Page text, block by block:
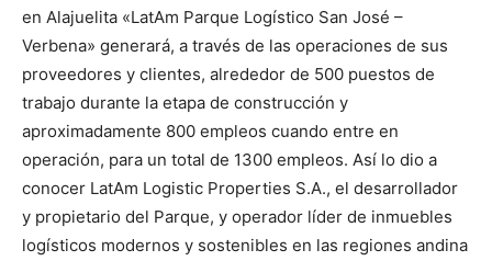
en Alajuelita «LatAm Parque Logístico San José –
Verbena» generará, a través de las operaciones de sus
proveedores y clientes, alrededor de 500 puestos de
trabajo durante la etapa de construcción y
aproximadamente 800 empleos cuando entre en
operación, para un total de 1300 empleos. Así lo dio a
conocer LatAm Logistic Properties S.A., el desarrollador
y propietario del Parque, y operador líder de inmuebles
logísticos modernos y sostenibles en las regiones andina